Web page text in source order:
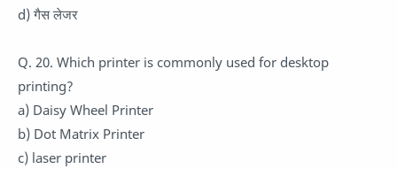
d) गैस लेजर
Q. 20. Which printer is commonly used for desktop
printing?
a) Daisy Wheel Printer
b) Dot Matrix Printer
c) laser printer